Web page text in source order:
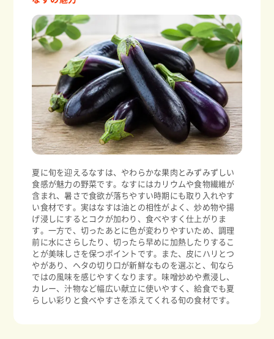
夏に旬を迎えるなすは、やわらかな果肉とみずみずしい
食感が魅力の野菜です。なすにはカリウムや食物繊維が
含まれ、暑さで食欲が落ちやすい時期にも取り入れやす
い食材です。実はなすは油との相性がよく、炒め物や揚
げ浸しにするとコクが加わり、食べやすく仕上がりま
す。一方で、切ったあとに色が変わりやすいため、調理
前に水にさらしたり、切ったら早めに加熱したりするこ
とが美味しさを保つポイントです。また、皮にハリとつ
やがあり、ヘタの切り口が新鮮なものを選ぶと、旬なら
ではの風味を感じやすくなります。味噌炒めや煮浸し、
カレー、汁物など幅広い献立に使いやすく、給食でも夏
らしい彩りと食べやすさを添えてくれる旬の食材です。